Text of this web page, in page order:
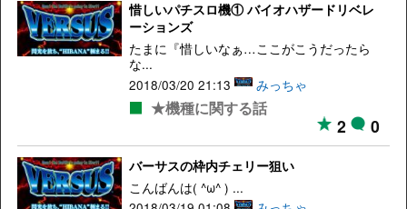
惜しいパチスロ機① バイオハザードリベレ
ーションズ
たまに『惜しいなぁ…ここがこうだったら
な...
2018/03/20 21:13
みっちゃ
★機種に関する話
2 0
バーサスの枠内チェリー狙い
こんばんは( ^ω^ ) ...